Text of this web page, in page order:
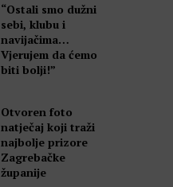
“Ostali smo dužni
sebi, klubu i
navijačima…
Vjerujem da ćemo
biti bolji!”
Otvoren foto
natječaj koji traži
najbolje prizore
Zagrebačke
županije